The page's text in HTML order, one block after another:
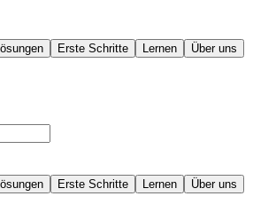
Erste Schritte Lernen Über uns
Erste Schritte Lernen Über uns